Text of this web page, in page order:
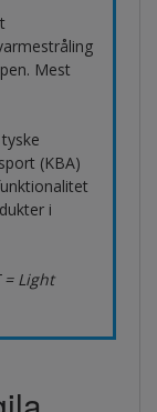
Mest
(KBA)
i
Light